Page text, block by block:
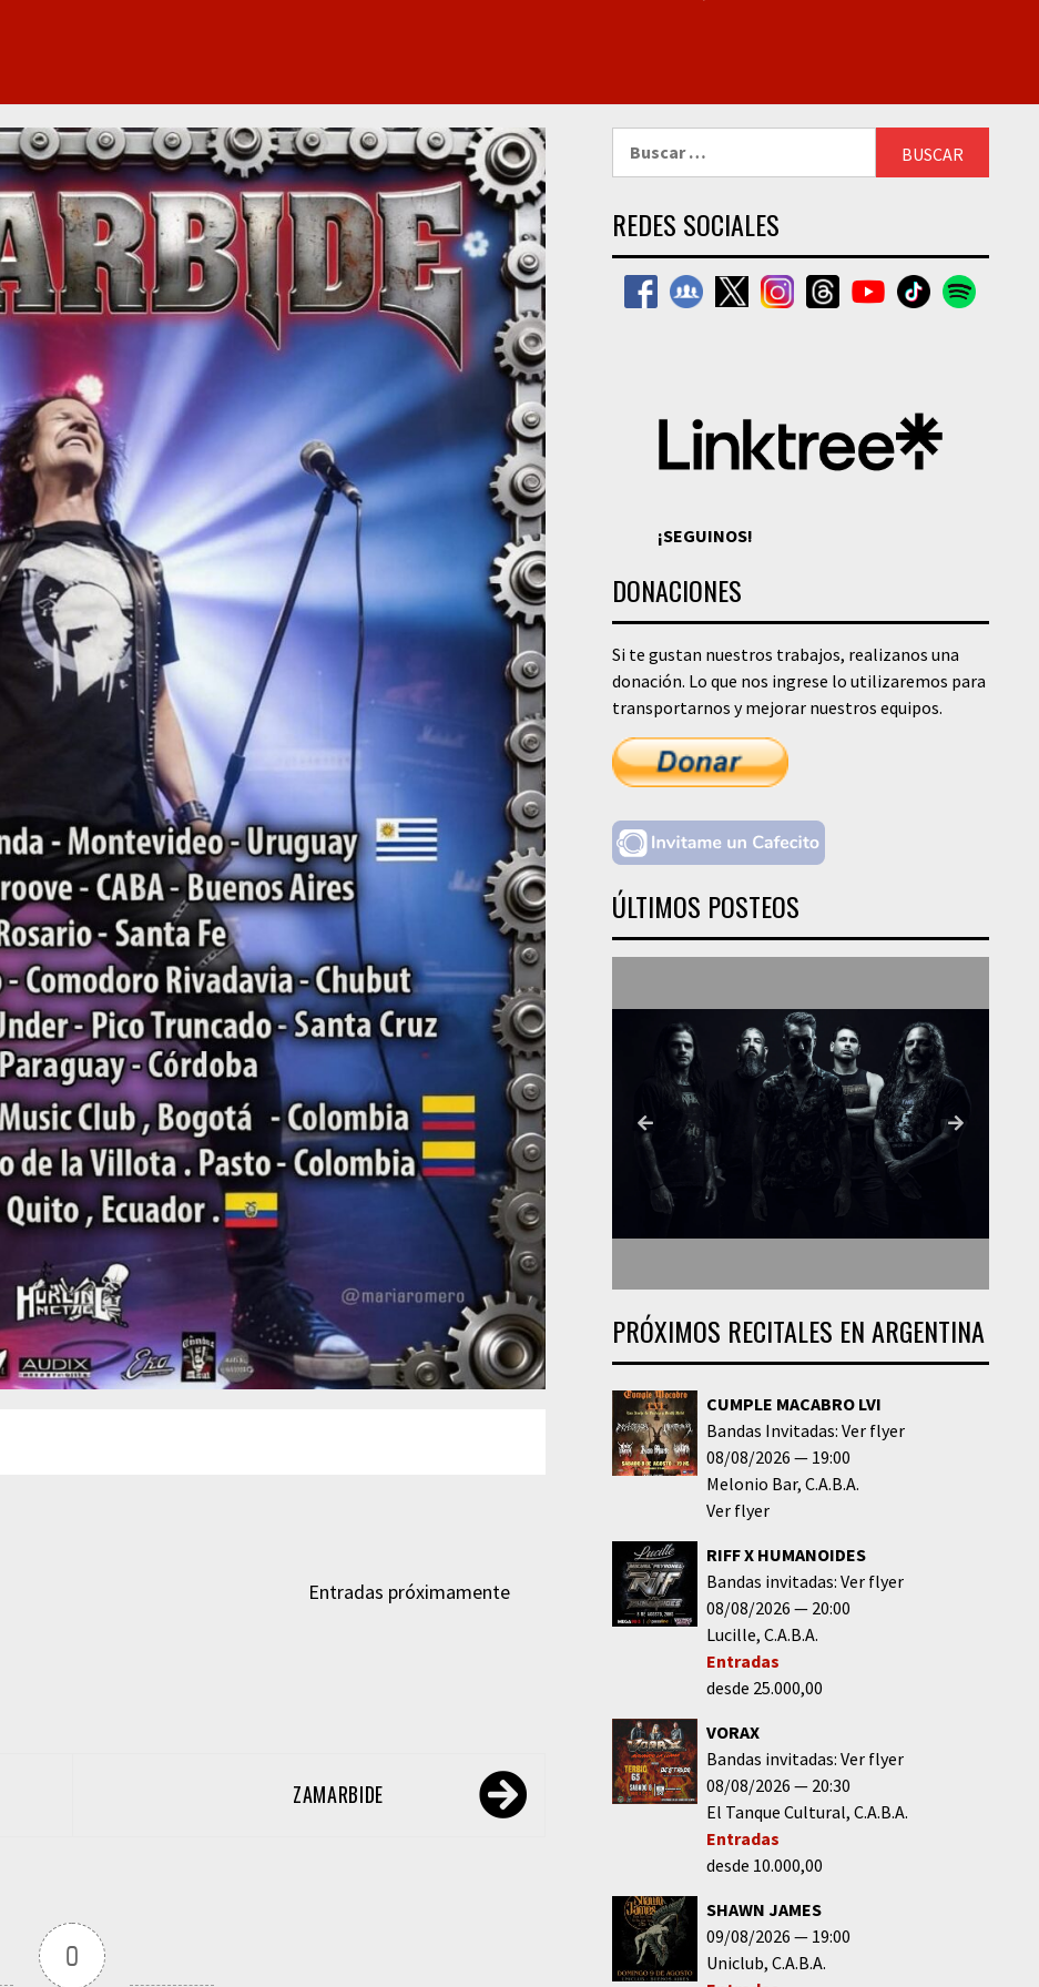
Entradas próximamente
ZAMARBIDE
0
REDES SOCIALES
¡SEGUINOS!
DONACIONES
Si te gustan nuestros trabajos, realizanos una
donación. Lo que nos ingrese lo utilizaremos para
transportarnos y mejorar nuestros equipos.
ÚLTIMOS POSTEOS
PRÓXIMOS RECITALES EN ARGENTINA
CUMPLE MACABRO LVI
Bandas Invitadas: Ver flyer
08/08/2026
19:00
Melonio Bar C.A.B.A.
Ver flyer
RIFF X HUMANOIDES
Bandas invitadas: Ver flyer
08/08/2026
20:00
Lucille C.A.B.A.
Entradas
desde 25.000,00
VORAX
Bandas invitadas: Ver flyer
08/08/2026
20:30
El Tanque Cultural C.A.B.A.
Entradas
desde 10.000,00
SHAWN JAMES
09/08/2026
19:00
Uniclub C.A.B.A.